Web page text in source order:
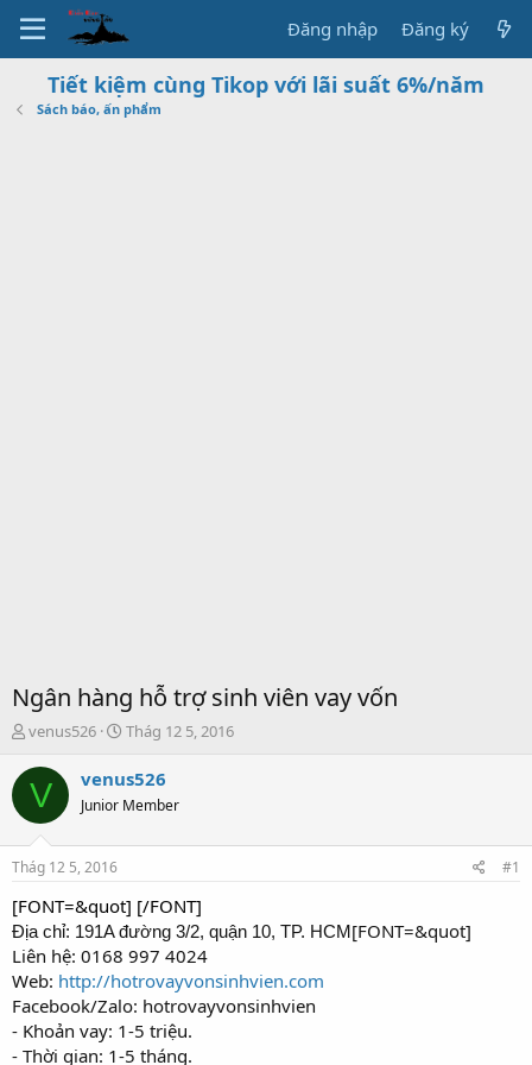
Đăng nhập Đăng ký
Tiết kiệm cùng Tikop với lãi suất 6%/năm
Sách báo, ấn phẩm
Ngân hàng hỗ trợ sinh viên vay vốn
T
r
e
a
s
t
a
r
t
e
r
venus526
S
a
t
e
Thág 12 5, 2016
V venus526
Junior Member
Thág 12 5, 2016 #1
[FONT=&quot] [/FONT]
Địa chỉ: 191A đường 3/2, quận 10, TP. HCM[FONT=&quot]
Liên hệ: 0168 997 4024
Web: http://hotrovayvonsinhvien.com
Facebook/Zalo: hotrovayvonsinhvien
- Khoản vay: 1-5 triệu.
- Thời gian: 1-5 tháng.